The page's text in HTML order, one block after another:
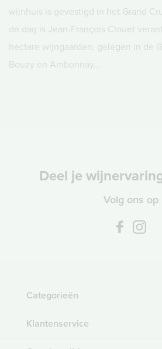
wijnhuis is gevestigd in het Grand
de dag is Jean-François Clouet
hectare wijngaarden, gelegen in de
Bouzy en Ambonnay...
Deel je
Volg ons op
Categorieën
Klantenservice